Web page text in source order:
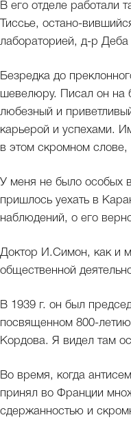
В его отделе работали
Тиссье, остано-
лабораторией, д-р
Безредка до
шевелюру. Писал он на
любезный и
карьерой и успехами.
в этом скромном
У меня не было особых
пришлось уехать в
наблюдений, о его
Доктор И.Симон, как и
общественной
В 1939 г. он был
посвященном 800-
Кордова. Я видел там
Во время, когда
принял во Франции
сдержанностью и